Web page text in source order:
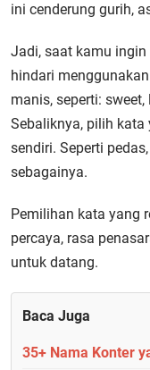
ini cenderung gurih,
Jadi, saat kamu
hindari
manis, seperti:
Sebaliknya, pilih
sendiri. Seperti
sebagainya.
Pemilihan kata yang
percaya, rasa
untuk datang.
Baca Juga
35+ Nama Konter